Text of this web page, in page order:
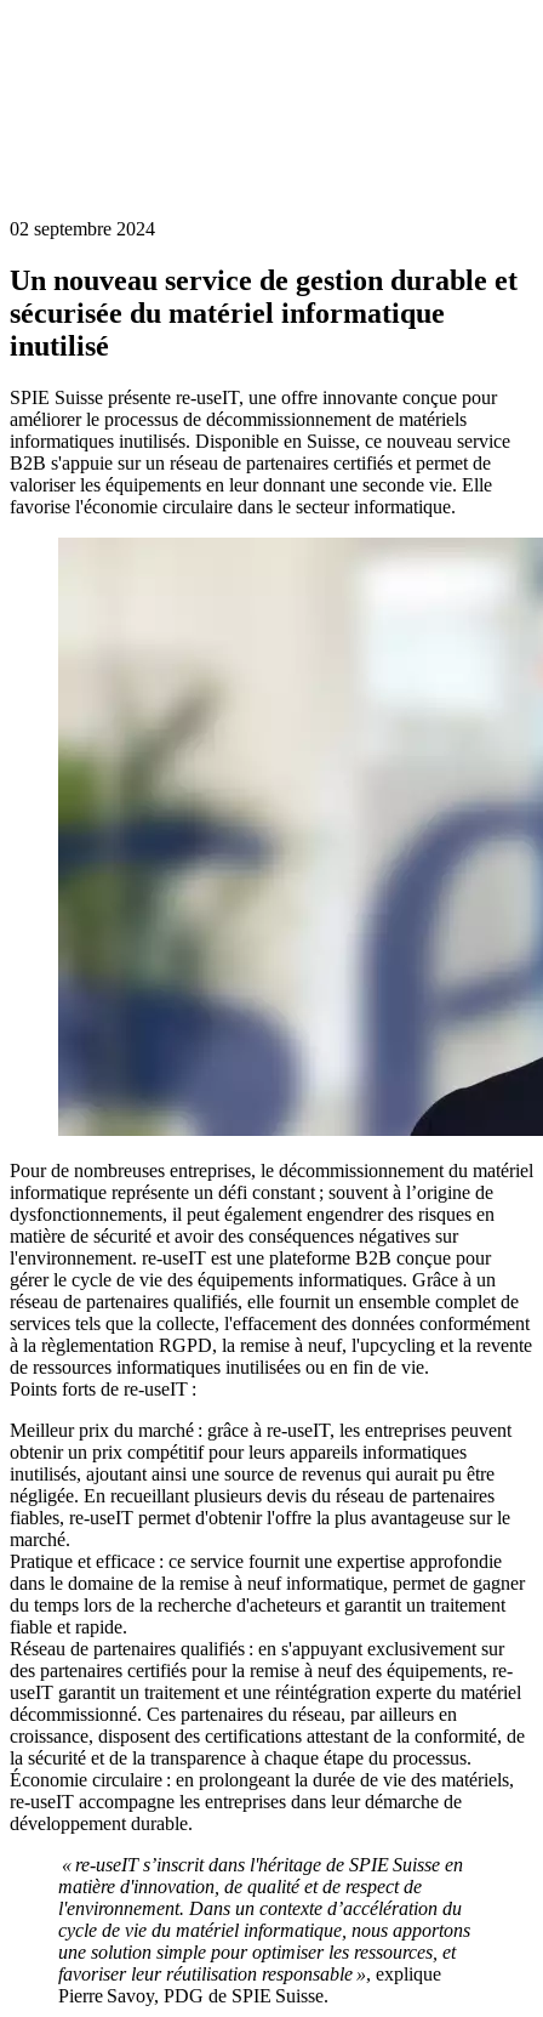
02 septembre 2024
Un nouveau service de gestion durable et
sécurisée du matériel informatique
inutilisé
SPIE Suisse présente re-useIT, une offre innovante conçue pour
améliorer le processus de décommissionnement de matériels
informatiques inutilisés. Disponible en Suisse, ce nouveau service
B2B s'appuie sur un réseau de partenaires certifiés et permet de
valoriser les équipements en leur donnant une seconde vie. Elle
favorise l'économie circulaire dans le secteur informatique.
Pour de nombreuses entreprises, le décommissionnement du matériel
informatique représente un défi constant ; souvent à l’origine de
dysfonctionnements, il peut également engendrer des risques en
matière de sécurité et avoir des conséquences négatives sur
l'environnement. re-useIT est une plateforme B2B conçue pour
gérer le cycle de vie des équipements informatiques. Grâce à un
réseau de partenaires qualifiés, elle fournit un ensemble complet de
services tels que la collecte, l'effacement des données conformément
à la règlementation RGPD, la remise à neuf, l'upcycling et la revente
de ressources informatiques inutilisées ou en fin de vie.
Points forts de re-useIT :
Meilleur prix du marché : grâce à re-useIT, les entreprises peuvent
obtenir un prix compétitif pour leurs appareils informatiques
inutilisés, ajoutant ainsi une source de revenus qui aurait pu être
négligée. En recueillant plusieurs devis du réseau de partenaires
fiables, re-useIT permet d'obtenir l'offre la plus avantageuse sur le
marché.
Pratique et efficace : ce service fournit une expertise approfondie
dans le domaine de la remise à neuf informatique, permet de gagner
du temps lors de la recherche d'acheteurs et garantit un traitement
fiable et rapide.
Réseau de partenaires qualifiés : en s'appuyant exclusivement sur
des partenaires certifiés pour la remise à neuf des équipements, re-
useIT garantit un traitement et une réintégration experte du matériel
décommissionné. Ces partenaires du réseau, par ailleurs en
croissance, disposent des certifications attestant de la conformité, de
la sécurité et de la transparence à chaque étape du processus.
Économie circulaire : en prolongeant la durée de vie des matériels,
re-useIT accompagne les entreprises dans leur démarche de
développement durable.
« re-useIT s’inscrit dans l'héritage de SPIE Suisse en
matière d'innovation, de qualité et de respect de
l'environnement. Dans un contexte d’accélération du
cycle de vie du matériel informatique, nous apportons
une solution simple pour optimiser les ressources, et
favoriser leur réutilisation responsable », explique
Pierre Savoy, PDG de SPIE Suisse.